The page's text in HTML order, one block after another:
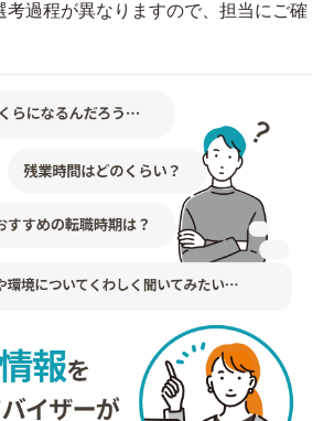
過程が異なりますので、担当にご確